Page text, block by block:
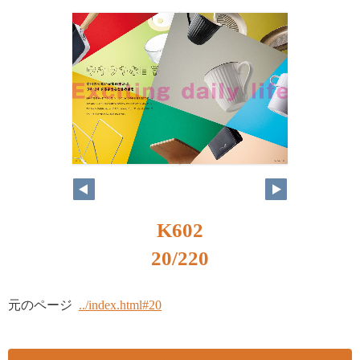
K602
20/220
元のページ ../index.html#20